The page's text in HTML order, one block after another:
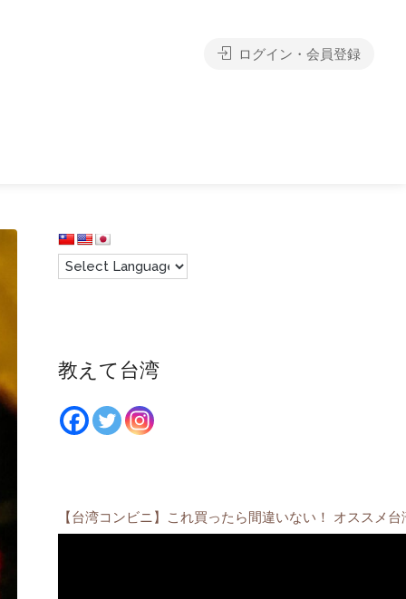
ログイン・会員登録
教えて台湾
【台湾コンビニ】これ買ったら間違いない！ オススメ